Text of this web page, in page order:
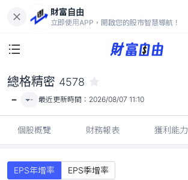
財富自由
立即使用APP，開啟您的股市智慧導航！
-
總格精密 4578
- - 最近更新時間： 2026/08/07 11:10
個股概覽 財務報表 獲利能力
EPS年增率 EPS季增率